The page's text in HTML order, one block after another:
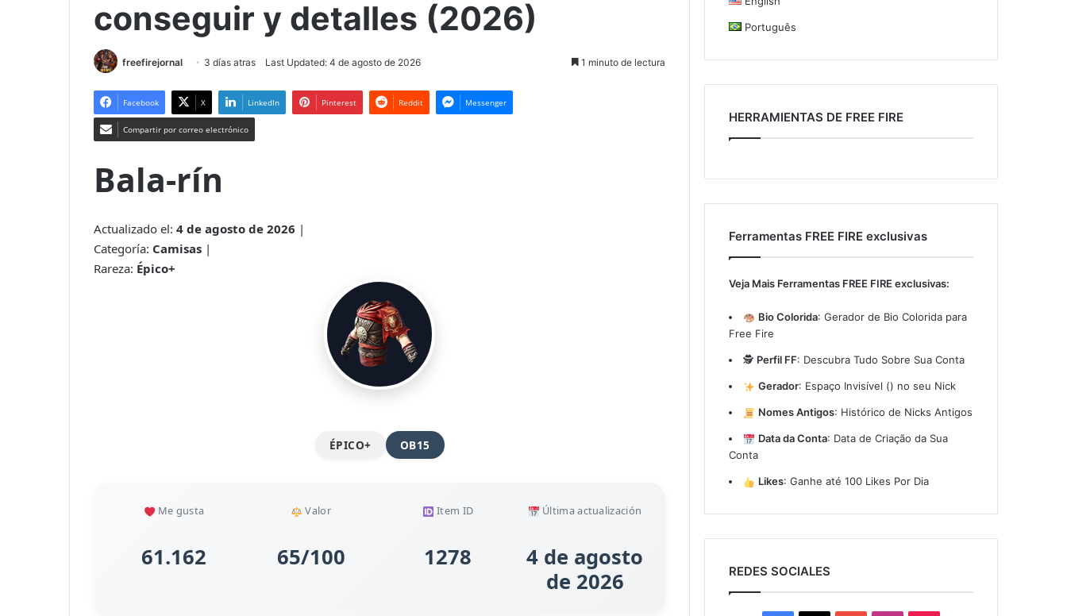
conseguir y detalles (2026)
freefirejornal 3 días atras Last Updated: 4 de agosto de 2026 1 minuto de lectura
Facebook X LinkedIn Pinterest Reddit Messenger
Compartir por correo electrónico
Bala-rín
Actualizado el: 4 de agosto de 2026 |
Categoría: Camisas |
Rareza: Épico+
ÉPICO+ OB15
Me gusta
61.162
Valor
65/100
Item ID
1278
Última actualización
4 de agosto
de 2026
Português
HERRAMIENTAS DE FREE FIRE
Ferramentas FREE FIRE exclusivas
Veja Mais Ferramentas FREE FIRE exclusivas:
Bio Colorida: Gerador de Bio Colorida para
Free Fire
🕵️ Perfil FF: Descubra Tudo Sobre Sua Conta
Gerador: Espaço Invisível (ㅤ) no seu Nick
Nomes Antigos: Histórico de Nicks Antigos
Data da Conta: Data de Criação da Sua
Conta
Likes: Ganhe até 100 Likes Por Dia
REDES SOCIALES